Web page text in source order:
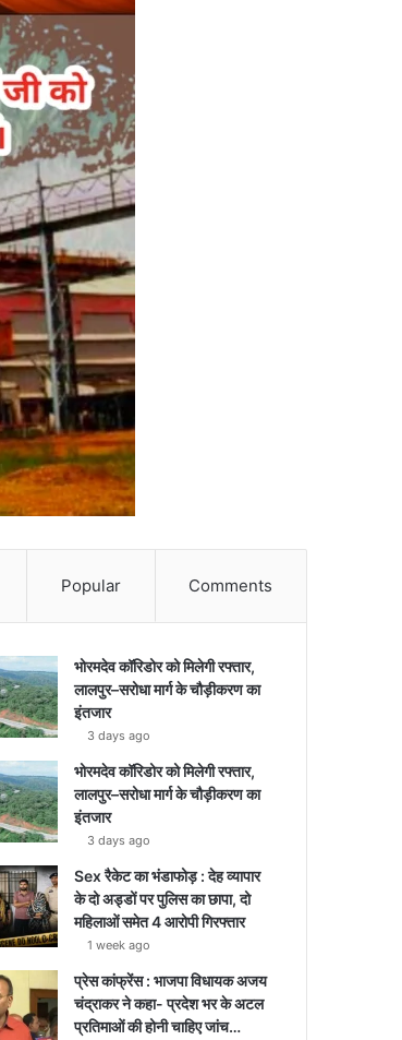
Popular Comments
भोरमदेव कॉरिडोर को मिलेगी रफ्तार,
लालपुर–सरोधा मार्ग के चौड़ीकरण का
इंतजार
3 days ago
भोरमदेव कॉरिडोर को मिलेगी रफ्तार,
लालपुर–सरोधा मार्ग के चौड़ीकरण का
इंतजार
3 days ago
Sex रैकेट का भंडाफोड़ : देह व्यापार
के दो अड्डों पर पुलिस का छापा, दो
महिलाओं समेत 4 आरोपी गिरफ्तार
1 week ago
प्रेस कांफ्रेंस : भाजपा विधायक अजय
चंद्राकर ने कहा- प्रदेश भर के अटल
प्रतिमाओं की होनी चाहिए जांच…